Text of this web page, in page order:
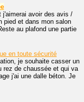
j'aimerai avoir des avis /
pied et dans mon salon
au plafond une partie
en toute sécurité
je souhaite casser un
rez de chaussée et qui va
j'ai une dalle béton. Je